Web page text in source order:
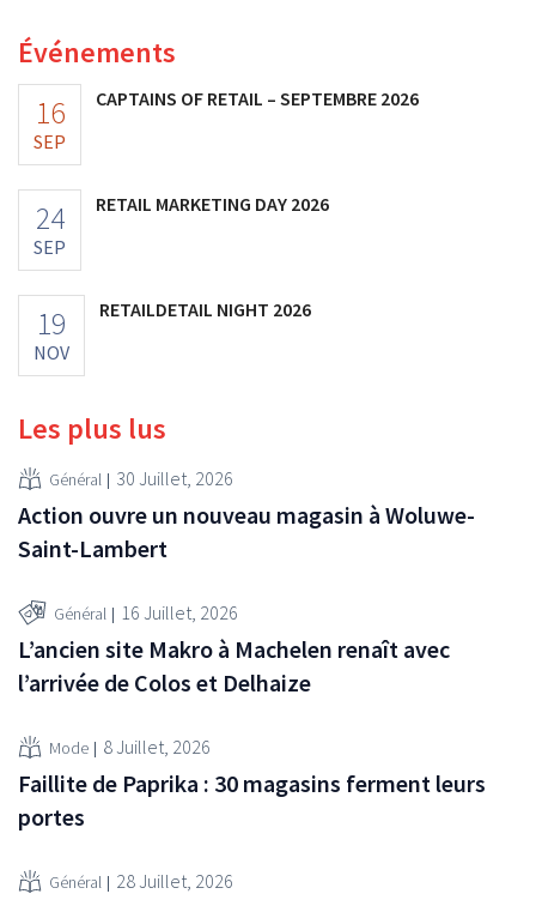
Événements
16
SEP
CAPTAINS OF RETAIL – SEPTEMBRE 2026
24
SEP
RETAIL MARKETING DAY 2026
19
NOV
RETAILDETAIL NIGHT 2026
Les plus lus
Général 30 Juillet, 2026
Action ouvre un nouveau magasin à Woluwe-
Saint-Lambert
Général 16 Juillet, 2026
L’ancien site Makro à Machelen renaît avec
l’arrivée de Colos et Delhaize
Mode 8 Juillet, 2026
Faillite de Paprika : 30 magasins ferment leurs
portes
Général 28 Juillet, 2026